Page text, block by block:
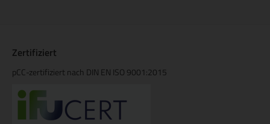
Zertifiziert
pCC-zertifiziert nach DIN EN ISO 9001:2015